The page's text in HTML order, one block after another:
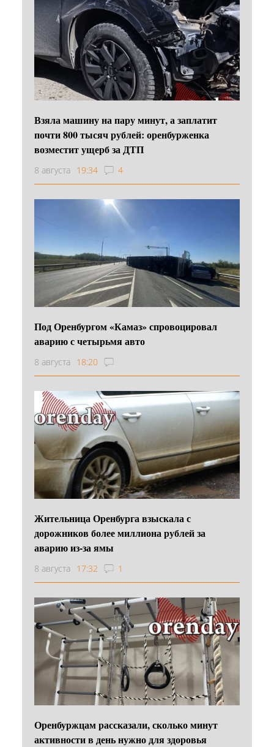
Взяла машину на пару минут, а заплатит
почти 800 тысяч рублей: оренбурженка
возместит ущерб за ДТП
8 августа 19:34 4
Под Оренбургом «Камаз» спровоцировал
аварию с четырьмя авто
8 августа 18:20
Жительница Оренбурга взыскала с
дорожников более миллиона рублей за
аварию из-за ямы
8 августа 17:32 1
Оренбуржцам рассказали, сколько минут
активности в день нужно для здоровья